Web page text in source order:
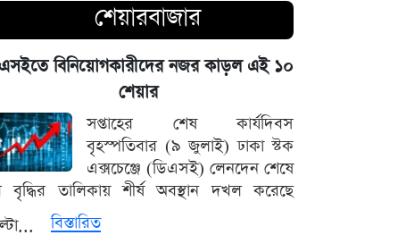
নদীদূষণ দূর করতে না পারলে ভবিষ্যৎ
প্রজন্মের কাছে জবাব দিতে হবে: প্রধানমন্ত্রী
তারেক রহমান
ফ্যাসিবাদবিরোধী সব শক্তির জাতীয় ঐক্য
বজায় রাখা এখন সময়ের দাবি: মাহদী
আমিন
ইতিহাসের মালিকানা কারও একার নয়, ৫
শেয়ারবাজার
বিনিয়োগকারীদের নজর কাড়ল এই ১০
শেয়ার
সপ্তাহের শেষ কার্যদিবস
বৃহস্পতিবার (৯ জুলাই) ঢাকা স্টক
এক্সচেঞ্জে (ডিএসই) লেনদেন শেষে
বৃদ্ধির তালিকায় শীর্ষ অবস্থান দখল করেছে
বিস্তারিত